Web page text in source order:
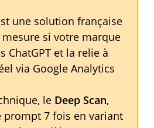
une solution française
si votre marque
ChatGPT et la relie à
via Google Analytics
le Deep Scan,
prompt 7 fois en variant